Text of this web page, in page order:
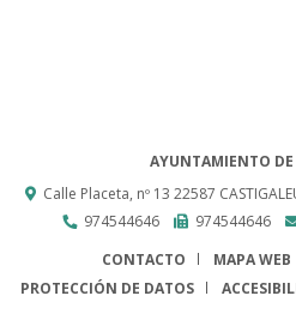
AYUNTAMIENTO DE
Calle Placeta, nº 13 22587
974544646
974544646
CONTACTO
MAPA WEB
PROTECCIÓN DE DATOS